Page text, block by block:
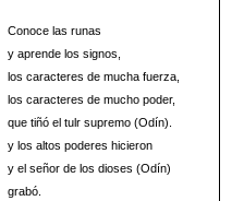
Conoce las runas
y aprende los signos,
los caracteres de mucha fuerza,
los caracteres de mucho poder,
que tiñó el tulr supremo (Odín).
y los altos poderes hicieron
y el señor de los dioses (Odín)
grabó.